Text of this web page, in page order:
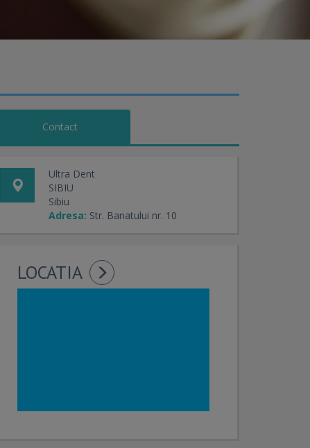
Contact
Ultra Dent
SIBIU
Sibiu
Adresa: Str. Banatului nr. 10
LOCATIA